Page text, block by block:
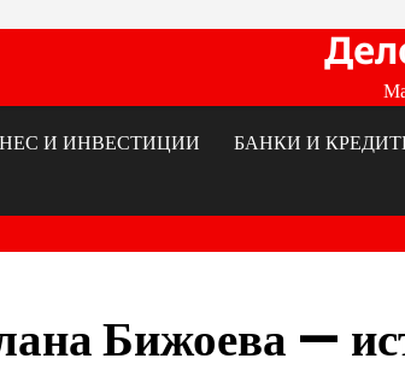
И ИНВЕСТИЦИИ БАНКИ И
Бижоева —